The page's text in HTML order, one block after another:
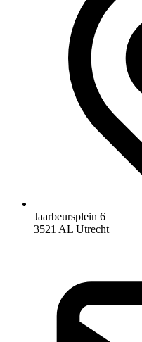
Jaarbeursplein 6
3521 AL Utrecht